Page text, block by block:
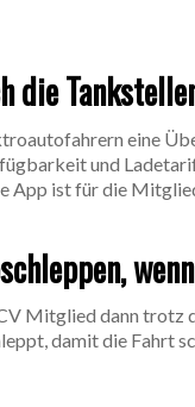
die
eine
und
App ist für die
Mitglied dann trotz
damit die Fahrt